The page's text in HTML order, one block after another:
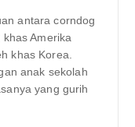
antara corndog
Amerika
khas Korea.
anak sekolah
yang gurih